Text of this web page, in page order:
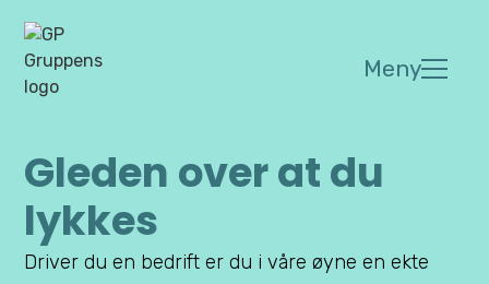
Meny
Gleden over at du
lykkes
Driver du en bedrift er du i våre øyne en ekte